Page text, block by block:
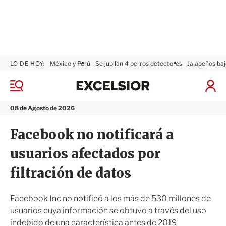
M
n
08 de Agosto de 2026
LO DE HOY: México y Perú Se jubilan 4 perros detectores Jalapeños
I
ó
x
i
r
Facebook no notificará a
usuarios afectados por
filtración de datos
Facebook Inc no notificó a los más de 530 millones de
usuarios cuya información se obtuvo a través del uso
indebido de una característica antes de 2019